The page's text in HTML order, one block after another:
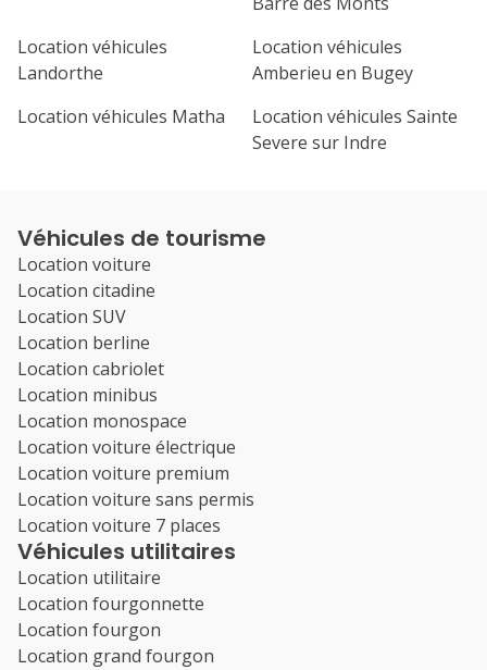
Location véhicules
Landorthe
Location véhicules
Amberieu en Bugey
Location véhicules Matha
Location véhicules Sainte
Severe sur Indre
Véhicules de tourisme
Location voiture
Location citadine
Location SUV
Location berline
Location cabriolet
Location minibus
Location monospace
Location voiture électrique
Location voiture premium
Location voiture sans permis
Location voiture 7 places
Véhicules utilitaires
Location utilitaire
Location fourgonnette
Location fourgon
Location grand fourgon